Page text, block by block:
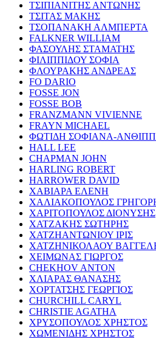
ΤΣΙΠΙΑΝΙΤΗΣ ΑΝΤΩΝΗΣ
ΤΣΙΤΑΣ ΜΑΚΗΣ
ΤΣΟΠΑΝΑΚΗ ΑΛΜΠΕΡΤΑ
FALKNER WILLIAM
ΦΑΣΟΥΛΗΣ ΣΤΑΜΑΤΗΣ
ΦΙΛΙΠΠΙΔΟΥ ΣΟΦΙΑ
ΦΛΟΥΡΑΚΗΣ ΑΝΔΡΕΑΣ
FO DARIO
FOSSE JON
FOSSE BOB
FRANZMANN VIVIENNE
FRAYN MICHAEL
ΦΩΤΙΔΗ ΣΟΦΙΑΝΑ-
HALL LEE
CHAPMAN JOHN
HARLING ROBERT
HARROWER DAVID
ΧΑΒΙΑΡΑ ΕΛΕΝΗ
ΧΑΛΙΑΚΟΠΟΥΛΟΣ
ΧΑΡΙΤΟΠΟΥΛΟΣ ΔΙΟΝΥΣΗΣ
ΧΑΤΖΑΚΗΣ ΣΩΤΗΡΗΣ
ΧΑΤΖΗΑΝΤΩΝΙΟΥ ΙΡΙΣ
ΧΑΤΖΗΝΙΚΟΛΑΟΥ
ΧΕΙΜΩΝΑΣ ΓΙΩΡΓΟΣ
CHEKHOV ANTON
ΧΛΙΑΡΑΣ ΘΑΝΑΣΗΣ
ΧΟΡΤΑΤΣΗΣ ΓΕΩΡΓΙΟΣ
CHURCHILL CARYL
CHRISTIE AGATHA
ΧΡΥΣΟΠΟΥΛΟΣ ΧΡΗΣΤΟΣ
ΧΩΜΕΝΙΔΗΣ ΧΡΗΣΤΟΣ